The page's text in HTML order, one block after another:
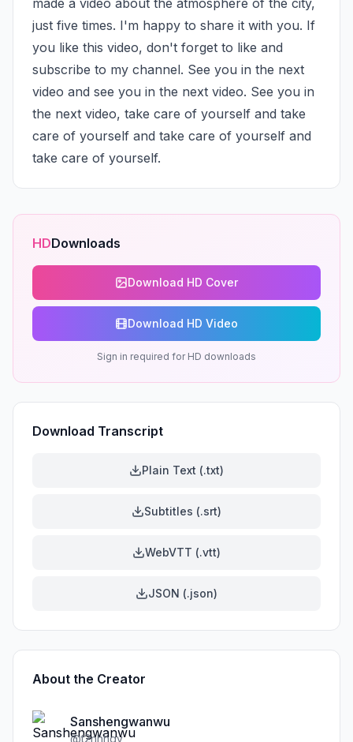
made a video about the atmosphere of the city,
just five times. I'm happy to share it with you. If
you like this video, don't forget to like and
subscribe to my channel. See you in the next
video and see you in the next video. See you in
the next video, take care of yourself and take
care of yourself and take care of yourself and
take care of yourself.
HDDownloads
Download HD Cover
Download HD Video
Sign in required for HD downloads
Download Transcript
Plain Text (.txt)
Subtitles (.srt)
WebVTT (.vtt)
JSON (.json)
About the Creator
Sanshengwanwu
@t2nhhqv